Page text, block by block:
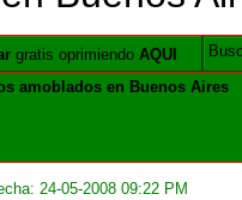
gratis oprimiendoAQUI
amoblados en Buenos Aires
24-05-2008 09:22 PM